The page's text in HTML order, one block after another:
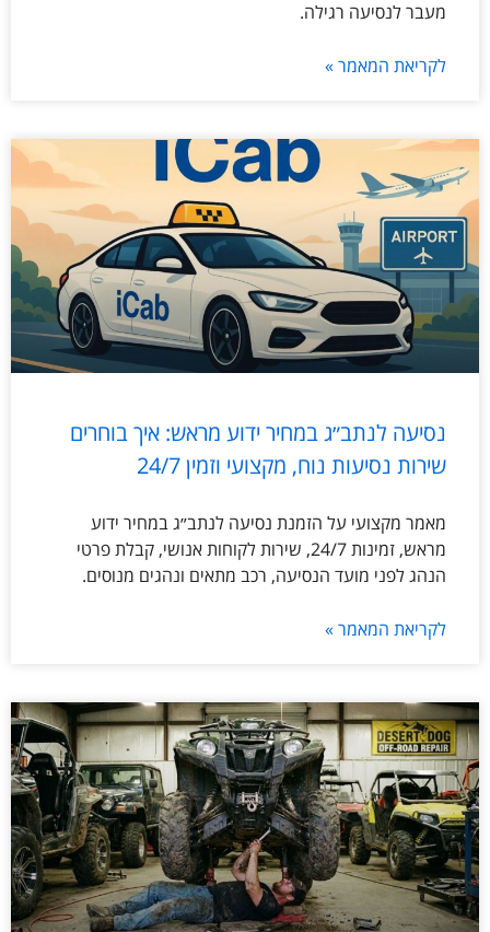
מעבר לנסיעה רגילה.
לקריאת המאמר »
נסיעה לנתב״ג במחיר ידוע מראש: איך בוחרים
שירות נסיעות נוח, מקצועי וזמין 24/7
מאמר מקצועי על הזמנת נסיעה לנתב״ג במחיר ידוע
מראש, זמינות 24/7, שירות לקוחות אנושי, קבלת פרטי
הנהג לפני מועד הנסיעה, רכב מתאים ונהגים מנוסים.
לקריאת המאמר »